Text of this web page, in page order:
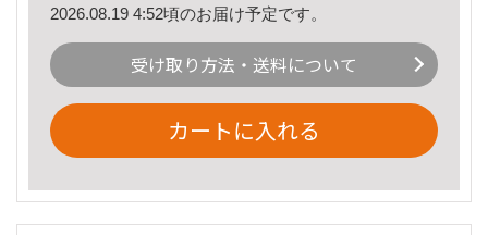
2026.08.19 4:52頃のお届け予定です。
受け取り方法・送料について
カートに入れる